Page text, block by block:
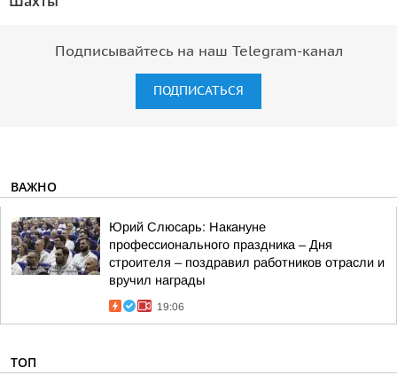
Подписывайтесь на наш Telegram-канал
ПОДПИСАТЬСЯ
ВАЖНО
Юрий Слюсарь: Накануне
профессионального праздника – Дня
строителя – поздравил работников отрасли и
вручил награды
19:06
ТОП